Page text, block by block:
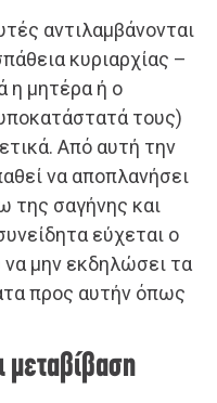
αντιλαμβάνονται
κυριαρχίας –
η μητέρα ή ο
τους)
Από αυτή την
να αποπλανήσει
της σαγήνης και
εύχεται ο
μην εκδηλώσει τα
προς αυτήν όπως